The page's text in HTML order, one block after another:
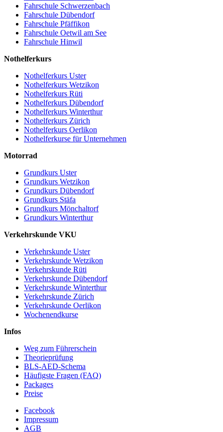
Fahrschule Schwerzenbach
Fahrschule Dübendorf
Fahrschule Pfäffikon
Fahrschule Oetwil am See
Fahrschule Hinwil
Nothelferkurs
Nothelferkurs Uster
Nothelferkurs Wetzikon
Nothelferkurs Rüti
Nothelferkurs Dübendorf
Nothelferkurs Winterthur
Nothelferkurs Zürich
Nothelferkurs Oerlikon
Nothelferkurse für Unternehmen
Motorrad
Grundkurs Uster
Grundkurs Wetzikon
Grundkurs Dübendorf
Grundkurs Stäfa
Grundkurs Mönchaltorf
Grundkurs Winterthur
Verkehrskunde VKU
Verkehrskunde Uster
Verkehrskunde Wetzikon
Verkehrskunde Rüti
Verkehrskunde Dübendorf
Verkehrskunde Winterthur
Verkehrskunde Zürich
Verkehrskunde Oerlikon
Wochenendkurse
Infos
Weg zum Führerschein
Theorieprüfung
BLS-AED-Schema
Häufigste Fragen (FAQ)
Packages
Preise
Facebook
Impressum
AGB